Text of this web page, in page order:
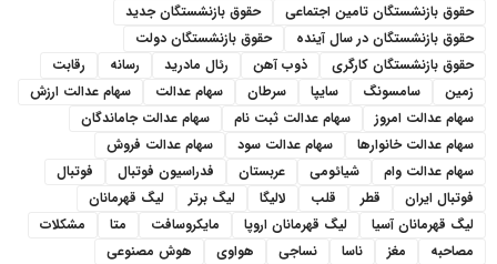
حقوق بازنشستگان تامین اجتماعی
حقوق بازنشستگان جدید
حقوق بازنشستگان در سال آینده
حقوق بازنشستگان دولت
حقوق بازنشستگان کارگری
ذوب آهن رئال مادرید رسانه
رقابت
زمین
سامسونگ سایپا سرطان سهام عدالت
سهام عدالت ارزش
سهام عدالت امروز
سهام عدالت ثبت نام
سهام عدالت جاماندگان
سهام عدالت خانوارها
سهام عدالت سود
سهام عدالت فروش
سهام عدالت وام
شیائومی عربستان فدراسیون فوتبال
فوتبال
فوتبال ایران
قطر قلب لالیگا لیگ برتر
لیگ قهرمانان
لیگ قهرمانان آسیا
لیگ قهرمانان اروپا مایکروسافت متا
مشکلات
مصاحبه
مغز ناسا نساجی هواوی
هوش مصنوعی